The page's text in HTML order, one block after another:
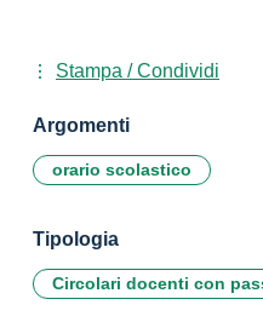
Stampa / Condividi
Argomenti
orario scolastico
Tipologia
Circolari docenti con